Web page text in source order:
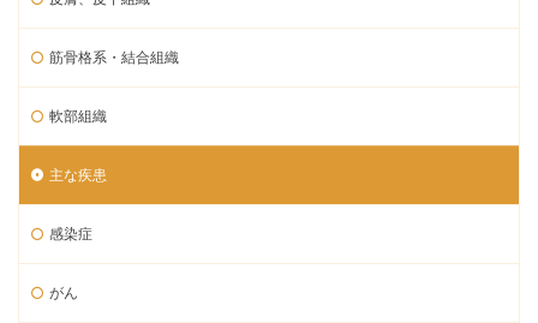
筋骨格系・結合組織
軟部組織
主な疾患
感染症
がん